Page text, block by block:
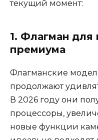
текущий момент:
1. Флагман для
премиума
Флагманские
продолжают
В 2026 году они
процессоры,
новые функции